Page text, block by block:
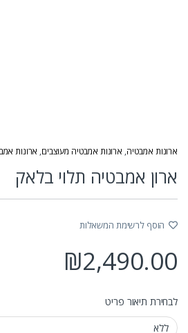
ארונות אמבטיה, ארונות אמבטיה מעוצבים, ארונות
ארון אמבטיה תלוי בלאק
הוסף לרשימת המשאלות
₪2,490.00
לבחירת תיאור פריט